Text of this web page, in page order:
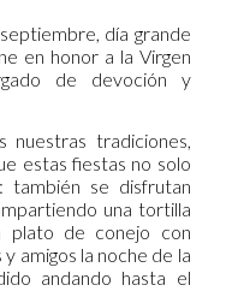
día grande
en honor a la Virgen
de devoción y
nuestras tradiciones,
estas fiestas no solo
también se disfrutan
una tortilla
plato de conejo con
amigos la noche de la
andando hasta el